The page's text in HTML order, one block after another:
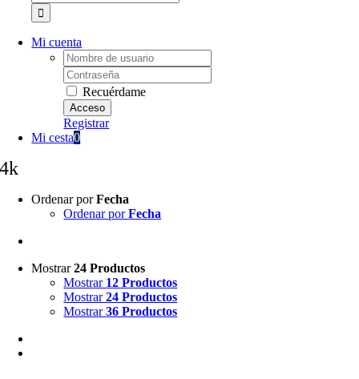
Mi cuenta
Username:
Password:
Recuérdame
Registrar
Mi cesta0
4k
Ordenar porFecha
Ordenar porFecha
Mostrar24 Productos
Mostrar 12 Productos
Mostrar24 Productos
Mostrar36 Productos